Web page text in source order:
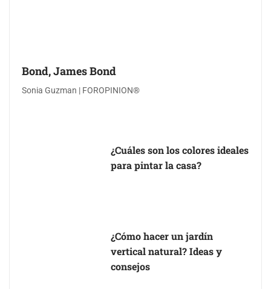
Bond, James Bond
Sonia Guzman | FOROPINION®
¿Cuáles son los colores ideales
para pintar la casa?
¿Cómo hacer un jardín
vertical natural? Ideas y
consejos